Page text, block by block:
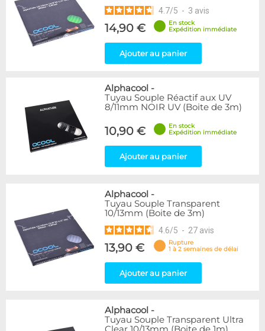
4.7/5 - 3 avis
14,90 €
En stock
Expédition immédiate
Ajouter au panier
Alphacool -
Tuyau Souple Réactif aux UV
8/11mm NOIR UV (Boite de 3m)
10,90 €
En stock
Expédition immédiate
Ajouter au panier
Alphacool -
Tuyau Souple Transparent
10/13mm (Boite de 3m)
4.6/5 - 27 avis
13,90 €
Rupture
1 à 2 semaines de délai
Ajouter au panier
Alphacool -
Tuyau Souple Transparent Ultra